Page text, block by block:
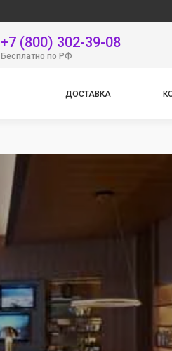
Наш
+7 (800) 302-39-08
Бесплатно по РФ
ДОСТАВКА